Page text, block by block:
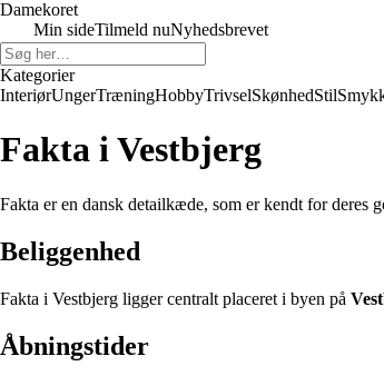
Damekoret
Min sideTilmeld nuNyhedsbrevet
Kategorier
InteriørUngerTræningHobbyTrivselSkønhedStil
Fakta i Vestbjerg
Fakta er en dansk detailkæde, som er kendt for deres
Beliggenhed
Fakta i Vestbjerg ligger centralt placeret i byen på
Åbningstider